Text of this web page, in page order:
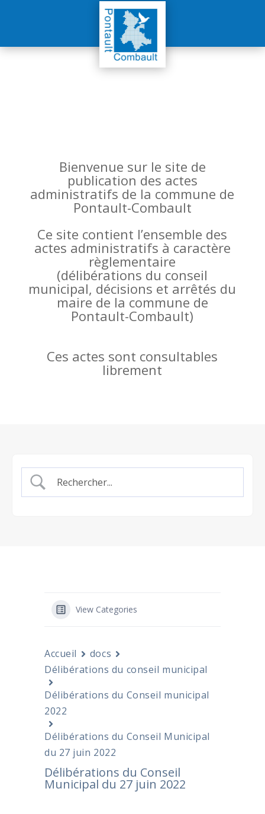
Bienvenue sur le site de
publication des actes
administratifs de la commune de
Pontault-Combault
Ce site contient l’ensemble des
actes administratifs à caractère
règlementaire
(délibérations du conseil
municipal, décisions et arrêtés du
maire de la commune de
Pontault-Combault)
Ces actes sont consultables
librement
View Categories
Accueil
docs
Délibérations du conseil municipal
Délibérations du Conseil municipal
2022
Délibérations du Conseil Municipal
du 27 juin 2022
Délibérations du Conseil
Municipal du 27 juin 2022